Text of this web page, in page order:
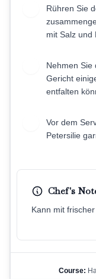
Rühren Sie
mit Salz und
Nehmen Sie
Gericht
entfalten
Vor dem
Petersilie
Chef's
Kann mit
Course: